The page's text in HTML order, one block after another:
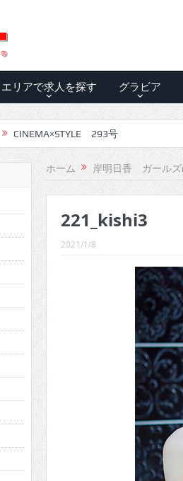
エリアで求人を探す グラビア
CINEMA×STYLE 293号
CINEMA×STYLE 292号
CINEMA×STYLE 291号
CINEMA×STYLE 290号
CINEMA×STYLE 289号
CINEMA×STYLE 288号
CINEMA×STYLE 286号
CINEMA×STYLE 285号
CINEMA×STYLE 294号
ホーム 岸明日香 ガールズ
221_kishi3
2021/1/8